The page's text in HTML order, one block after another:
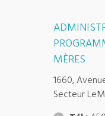
MÈRES
1660,
Secteur